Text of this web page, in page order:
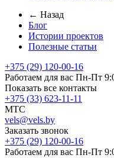
← Назад
Блог
Истории проектов
Полезные статьи
+375 (29) 120-00-16
Работаем для вас Пн-Пт
Показать все контакты
+375 (33) 623-11-11
MTC
vels@vels.by
Заказать звонок
+375 (29) 120-00-16
Работаем для вас Пн-Пт